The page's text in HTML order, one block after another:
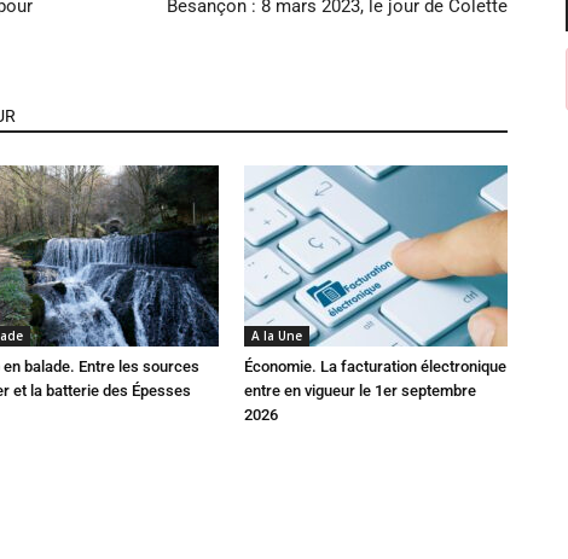
Besançon : 8 mars 2023, le jour de Colette
en balade. Entre les sources
et la batterie des Épesses
A la Une
Économie. La facturation électronique
entre en vigueur le 1er septembre
2026